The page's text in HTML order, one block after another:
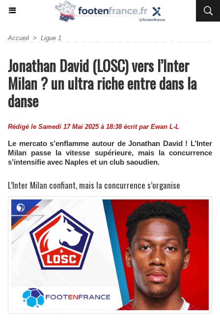
Accueil > Ligue 1
Jonathan David (LOSC) vers l’Inter
Milan ? un ultra riche entre dans la
danse
Rédigé le Samedi 17 Mai 2025 à 18:38 écrit par Ewan L-L
Le mercato s’enflamme autour de Jonathan David ! L’Inter
Milan passe la vitesse supérieure, mais la concurrence
s’intensifie avec Naples et un club saoudien.
L’Inter Milan confiant, mais la concurrence s’organise